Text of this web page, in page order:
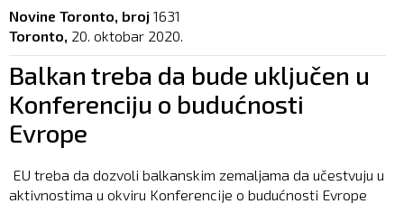
Novine Toronto, broj 1631
Toronto, 20. oktobar 2020.
Balkan treba da bude uključen u
Konferenciju o budućnosti
Evrope
EU treba da dozvoli balkanskim zemaljama da učestvuju u
aktivnostima u okviru Konferencije o budućnosti Evrope